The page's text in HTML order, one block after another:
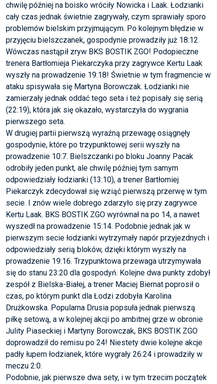
chwilę później na boisko wróciły Nowicka i Laak. Łodzianki
cały czas jednak świetnie zagrywały, czym sprawiały sporo
problemów bielskim przyjmującym. Po kolejnym błędzie w
przyjęciu bielszczanek, gospodynie prowadziły już 18:12.
Wówczas nastąpił zryw BKS BOSTIK ZGO! Podopieczne
trenera Bartłomieja Piekarczyka przy zagrywce Kertu Laak
wyszły na prowadzenie 19:18! Świetnie w tym fragmencie w
ataku spisywała się Martyna Borowczak. Łodzianki nie
zamierzały jednak oddać tego seta i też popisały się serią
(22:19), która jak się okazało, wystarczyła do wygrania
pierwszego seta.
W drugiej partii pierwszą wyraźną przewagę osiągnęły
gospodynie, które po trzypunktowej serii wyszły na
prowadzenie 10:7. Bielszczanki po bloku Joanny Pacak
odrobiły jeden punkt, ale chwilę później tym samym
odpowiedziały łodzianki (13:10), a trener Bartłomiej
Piekarczyk zdecydował się wziąć pierwszą przerwę w tym
secie. I znów wiele dobrego zdarzyło się przy zagrywce
Kertu Laak. BKS BOSTIK ZGO wyrównał na po 14, a nawet
wyszedł na prowadzenie 15:14. Podobnie jednak jak w
pierwszym secie łodzianki wytrzymały napór przyjezdnych i
odpowiedziały serią bloków, dzięki którym wyszły na
prowadzenie 19:16. Trzypunktowa przewaga utrzymywała
się do stanu 23:20 dla gospodyń. Kolejne dwa punkty zdobył
zespół z Bielska-Białej, a trener Maciej Biernat poprosił o
czas, po którym punkt dla Łodzi zdobyła Karolina
Drużkowska. Popularna Drusia popsuła jednak pierwszą
piłkę setową, a w kolejnej akcji po ambitnej grze w obronie
Julity Piaseckiej i Martyny Borowczak, BKS BOSTIK ZGO
doprowadził do remisu po 24! Niestety dwie kolejne akcje
padły łupem łodzianek, które wygrały 26:24 i prowadziły w
meczu 2:0.
Podobnie, jak pierwsze dwa sety, i w tym trzecim początek